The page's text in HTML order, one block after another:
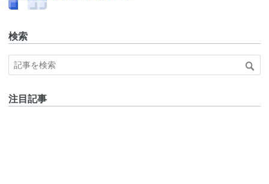
検索
注目記事